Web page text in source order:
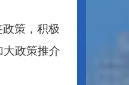
策，积极
政策推介